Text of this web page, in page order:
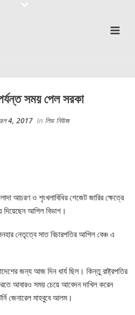
সময় পেল সরকা
4, 2017 In লিড নিউজ
আচরণ ও শৃংখলাবিধির গেজেট জারির ক্ষেত্রে
আপিল বিভাগ।
নেতৃত্বে সাত বিচারপতির আপিল বেঞ্চ এ
জন্য আজ দিন ধার্য ছিল। কিন্তু রাষ্ট্রপতির
আবারও সময় চেয়ে আবেদন দাখিল করেন
জেনারেল মাহবুবে আলম।